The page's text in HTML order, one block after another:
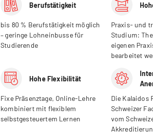
Berufstätigkeit
bis 80 % Berufstätigkeit möglich
– geringe Lohneinbusse für
Studierende
Praxis- und
Studium:
eigenen
bearbeitet
Hohe Flexibilität
Fixe Präsenztage, Online-Lehre
kombiniert mit flexiblem
selbstgesteuertem Lernen
Die Kalaidos
Schweizer
vom